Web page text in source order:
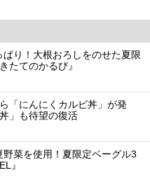
り！大根おろしをのせた夏限
たてのかるび』
「にんにくカルビ丼」が発
」も待望の復活
菜を使用！夏限定ベーグル3
』